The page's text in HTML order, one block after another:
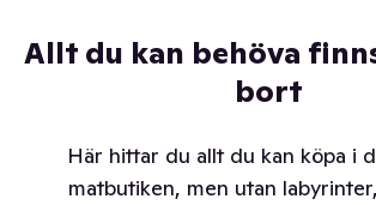
Allt du kan behöva
bort
Här hittar du allt du kan köpa i
matbutiken, men utan